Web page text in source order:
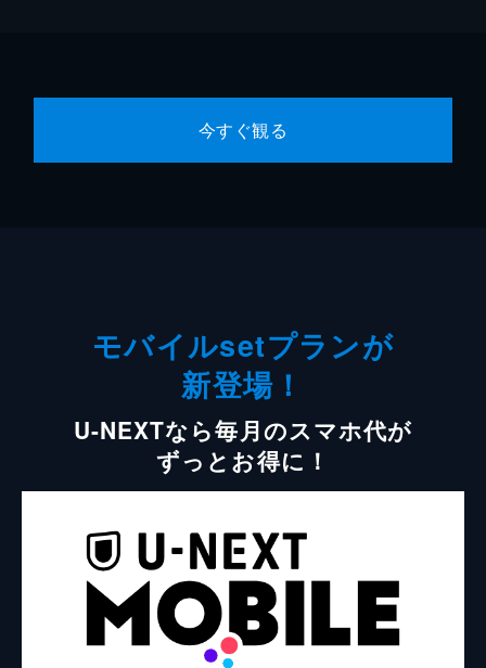
今すぐ観る
モバイルsetプランが
新登場！
U-NEXTなら毎月のスマホ代が
ずっとお得に！